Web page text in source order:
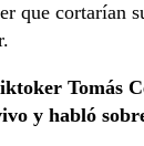
que cortarían
Tomás
y habló